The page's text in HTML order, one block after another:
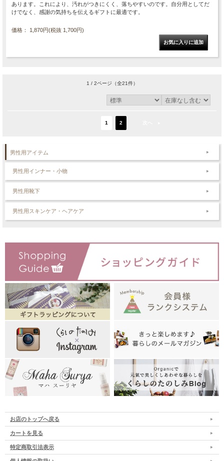
あります。これにより、汚れがつきにくく、落ちやすいのです。自分用としてだ
けでなく、感謝の気持ちを伝えるギフトに最適です。
価格： 1,870円(税抜 1,700円)
1 / 2ページ （全21件）
1 2
男性用アイテム
男性用インナー・小物
男性用靴下
男性用スキンケア・ヘアケア
お店のトップへ戻る
カートを見る
特定商取引法表示